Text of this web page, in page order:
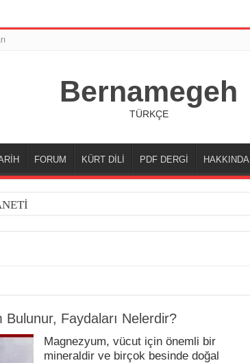
Bernamegeh
TÜRKÇE
FORUM KÜRT DİLİ PDF DERGİ HAKKINDA
Faydaları Nelerdir?
Magnezyum, vücut için önemli bir
mineraldir ve birçok besinde doğal